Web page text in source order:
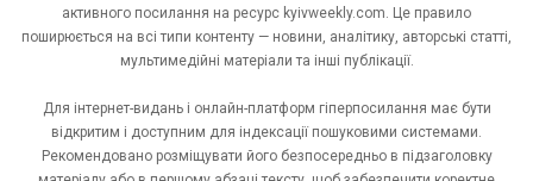
активного посилання на ресурс kyivweekly.com. Це правило
поширюється на всі типи контенту — новини, аналітику, авторські статті,
мультимедійні матеріали та інші публікації.
Для інтернет-видань і онлайн-платформ гіперпосилання має бути
відкритим і доступним для індексації пошуковими системами.
Рекомендовано розміщувати його безпосередньо в підзаголовку